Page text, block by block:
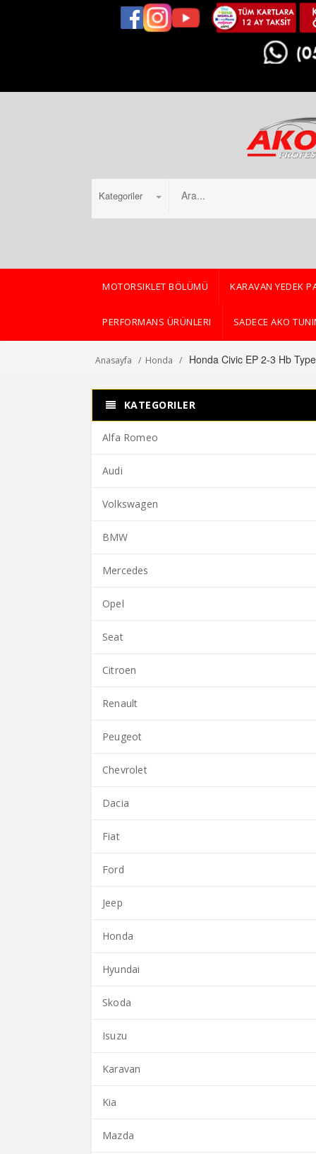
Kategoriler
MOTORSIKLET BÖLÜMÜ KARAVAN YEDEK
PERFORMANS ÜRÜNLERI SADECE AKO
Anasayfa Honda Honda Civic EP 2-3 Hb
KATEGORILER
Alfa Romeo
Audi
Volkswagen
BMW
Mercedes
Opel
Seat
Citroen
Renault
Peugeot
Chevrolet
Dacia
Fiat
Ford
Jeep
Honda
Hyundai
Skoda
Isuzu
Karavan
Kia
Mazda